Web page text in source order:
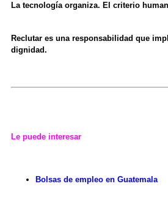
La tecnología organiza. El criterio
Reclutar es una responsabilidad que
dignidad.
Le puede interesar
Bolsas de empleo en Guatemala